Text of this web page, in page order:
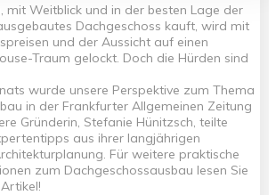
mit Weitblick und in der besten Lage der
Dachgeschoss kauft, wird mit
und der Aussicht auf einen
Traum gelockt. Doch die Hürden sind
wurde unsere Perspektive zum Thema
in der Frankfurter Allgemeinen Zeitung
Gründerin, Stefanie Hünitzsch, teilte
aus ihrer langjährigen
Für weitere praktische
zum Dachgeschossausbau lesen Sie